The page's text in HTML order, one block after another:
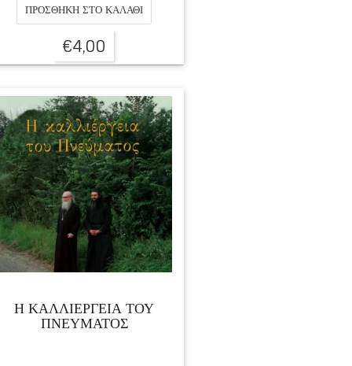
ΠΡΟΣΘΉΚΗ ΣΤΟ ΚΑΛΆΘΙ
€4,00
Η ΚΑΛΛΙΕΡΓΕΙΑ ΤΟΥ
ΠΝΕΥΜΑΤΟΣ